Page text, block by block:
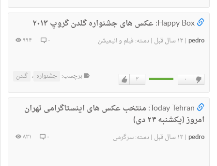
ندارم
Happy Box: عکس های جشنواره گلدن گروپ ۲۰۱۳
pedro
|۱۳ سال قبل | دسته: فیلم و انیمیشن ۰ ۹۹۴
۳ ۰
ندارم
برچسب: جشنواره ، گلدن
Today Tehran: منتخب عکس های اینستاگرامی تهران
امروز (یکشنبه ۲۴ دی)
pedro
|۱۳ سال قبل | دسته:سرگرمی ۰ ۸۳۱